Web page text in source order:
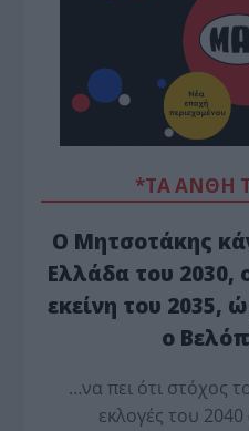
*ΤΑ ΆΝΘΗ
Ο Μητσοτάκης
Ελλάδα του 2030,
εκείνη του 2035,
ο
…να πει ότι στόχος
εκλογές του